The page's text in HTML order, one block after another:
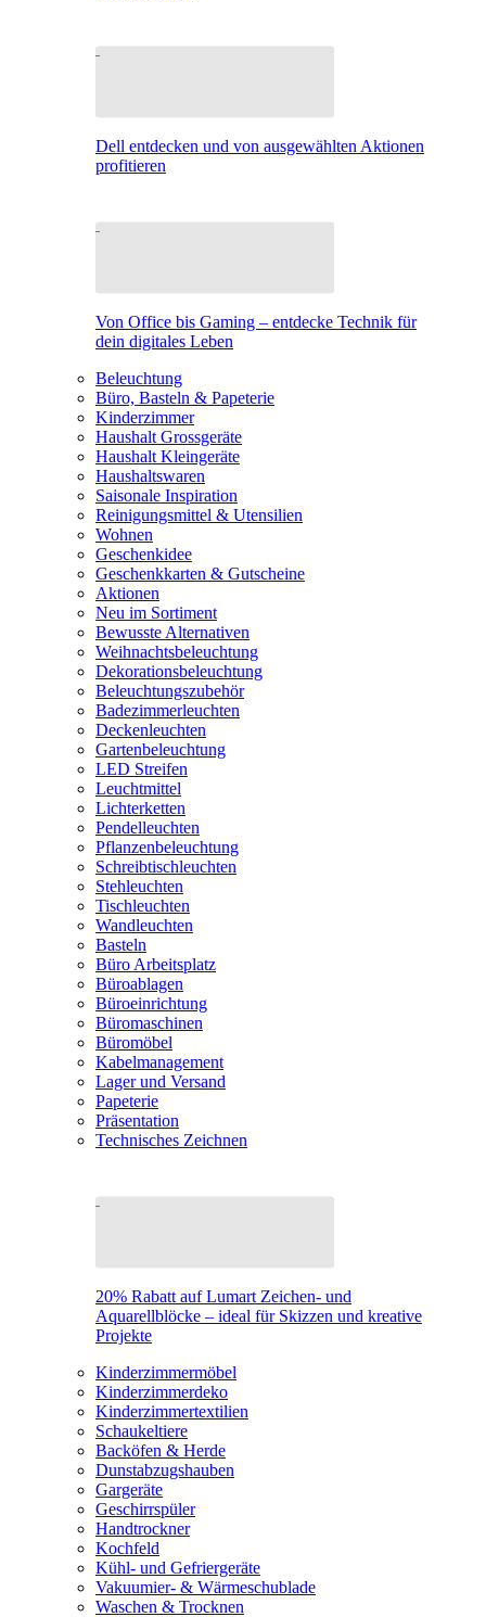
Dell entdecken und von ausgewählten Aktionen
profitieren
Von Office bis Gaming – entdecke Technik für
dein digitales Leben
Beleuchtung
Büro, Basteln & Papeterie
Kinderzimmer
Haushalt Grossgeräte
Haushalt Kleingeräte
Haushaltswaren
Saisonale Inspiration
Reinigungsmittel & Utensilien
Wohnen
Geschenkidee
Geschenkkarten & Gutscheine
Aktionen
Neu im Sortiment
Bewusste Alternativen
Weihnachtsbeleuchtung
Dekorationsbeleuchtung
Beleuchtungszubehör
Badezimmerleuchten
Deckenleuchten
Gartenbeleuchtung
LED Streifen
Leuchtmittel
Lichterketten
Pendelleuchten
Pflanzenbeleuchtung
Schreibtischleuchten
Stehleuchten
Tischleuchten
Wandleuchten
Basteln
Büro Arbeitsplatz
Büroablagen
Büroeinrichtung
Büromaschinen
Büromöbel
Kabelmanagement
Lager und Versand
Papeterie
Präsentation
Technisches Zeichnen
20% Rabatt auf Lumart Zeichen- und
Aquarellblöcke – ideal für Skizzen und kreative
Projekte
Kinderzimmermöbel
Kinderzimmerdeko
Kinderzimmertextilien
Schaukeltiere
Backöfen & Herde
Dunstabzugshauben
Gargeräte
Geschirrspüler
Handtrockner
Kochfeld
Kühl- und Gefriergeräte
Vakuumier- & Wärmeschublade
Waschen & Trocknen